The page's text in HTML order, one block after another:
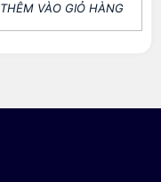
THÊM VÀO GIỎ HÀNG